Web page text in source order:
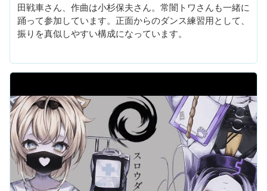
田戦車さん、作曲は小杉保夫さん。常闇トワさんも一緒に
踊って参加しています。正面からのダンス練習用として、
振りを真似しやすい構成になっています。